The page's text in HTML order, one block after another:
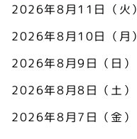
2026年8月11日（火）
2026年8月10日（月）
2026年8月9日（日）
2026年8月8日（土）
2026年8月7日（金）